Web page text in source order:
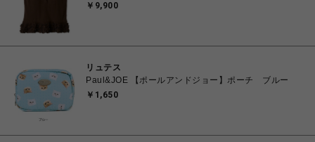
￥9,900
リュテス
Paul&JOE 【ポールアンドジョー】ポーチ ブルー
￥1,650